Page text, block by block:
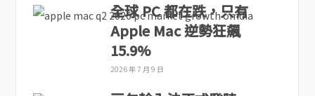
全球 PC 都在跌，只有
Apple Mac 逆勢狂飆
15.9%
2026 年 7 月 9 日